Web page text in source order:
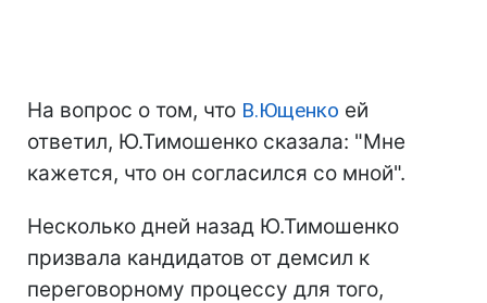
На вопрос о том, что В.Ющенко ей
ответил, Ю.Тимошенко сказала: "Мне
кажется, что он согласился со мной".
Несколько дней назад Ю.Тимошенко
призвала кандидатов от демсил к
переговорному процессу для того,